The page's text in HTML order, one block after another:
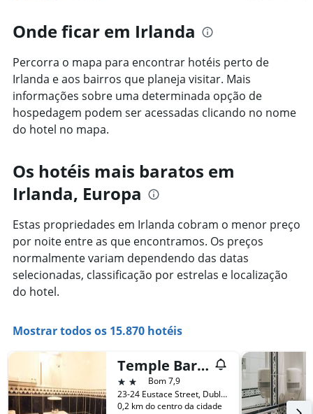
eixo
exibindo
o
preço
médio
de
um
quarto
Onde ficar em Irlanda
Percorra o mapa para encontrar hotéis perto de
Irlanda e aos bairros que planeja visitar. Mais
informações sobre uma determinada opção de
hospedagem podem ser acessadas clicando no nome
do hotel no mapa.
Os hotéis mais baratos em
Irlanda, Europa
Estas propriedades em Irlanda cobram o menor preço
por noite entre as que encontramos. Os preços
normalmente variam dependendo das datas
selecionadas, classificação por estrelas e localização
do hotel.
Mostrar todos os 15.870 hotéis
Temple Bar Townhouse
2 estrelas
Bom 7,9
23-24 Eustace Street, Dublin, Irlanda
0,2 km do centro da cidade